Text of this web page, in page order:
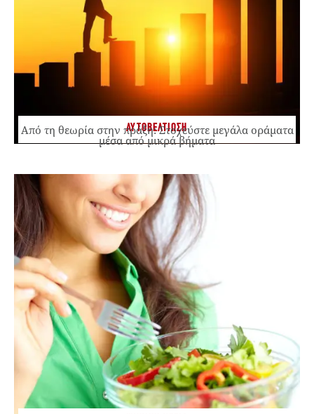
ΑΥΤΟΒΕΛΤΙΩΣΗ
Από τη θεωρία στην πράξη: Στοχεύστε μεγάλα οράματα
μέσα από μικρά βήματα